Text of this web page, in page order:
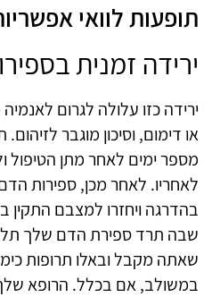
תופעות לוואי
ירידה זמנית
ירידה כזו עלולה לגרום
או דימום, וסיכון מוגבר
מספר ימים לאחר מתן הטיפול
לאחריו. לאחר מכן, ספירות
שבה תרד ספירת הדם שלך
שאתה מקבל ובאלו תרופות
במשולב, אם בכלל. הרופא שלך